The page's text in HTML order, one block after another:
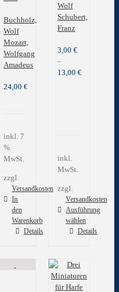
Buchholz,
Wolf
Mozart,
Wolfgang
Amadeus
24,00 €
inkl. 7
%
MwSt.
zzgl.
Versandkosten
In
den
Warenkorb
Details
Wolf
Schubert,
Franz
3,00 €
–
13,00 €
inkl.
MwSt.
zzgl.
Versandkosten
Ausführung
wählen
Dieses
mehrere
Varianten
auf.
Details